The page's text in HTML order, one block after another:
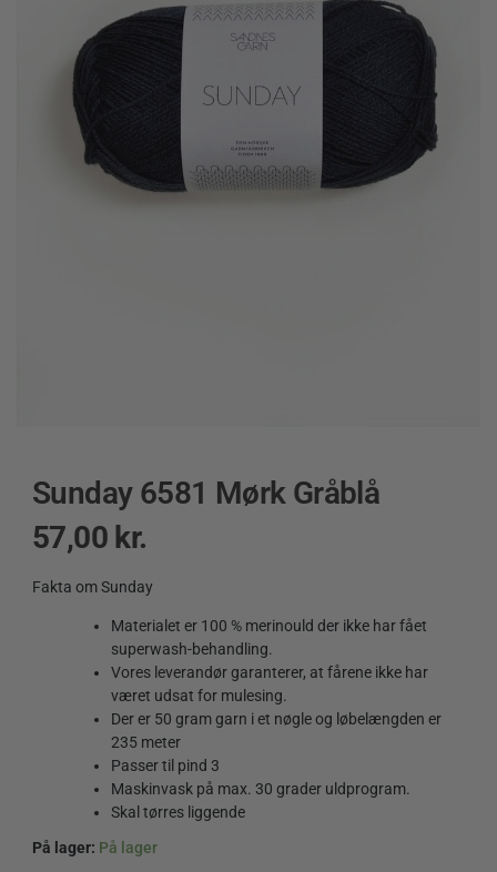
Sunday 6581 Mørk Gråblå
57,00 kr.
Fakta om Sunday
Materialet er 100 % merinould der ikke har fået
superwash-behandling.
Vores leverandør garanterer, at fårene ikke har
været udsat for mulesing.
Der er 50 gram garn i et nøgle og løbelængden er
235 meter
Passer til pind 3
Maskinvask på max. 30 grader uldprogram.
Skal tørres liggende
På lager: På lager
Sunday